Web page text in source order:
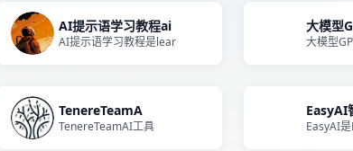
AI提示语学习教程ai
AI提示语学习教程是lear
大模型
大模型
TenereTeamA
TenereTeamAI工具
EasyAI
EasyAI是